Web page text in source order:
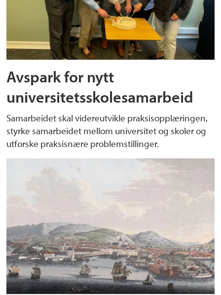
Avspark for nytt
universitetsskolesamarbeid
Samarbeidet skal videreutvikle praksisopplæringen,
styrke samarbeidet mellom universitet og skoler og
utforske praksisnære problemstillinger.